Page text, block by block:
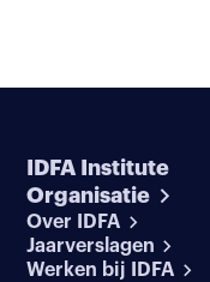
IDFA Institute
Organisatie
Over IDFA
Jaarverslagen
Werken bij IDFA